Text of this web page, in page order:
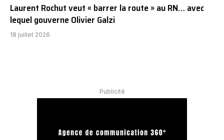
Laurent Rochut veut « barrer la route » au RN… avec
lequel gouverne Olivier Galzi
18 juillet 2026
Publicité